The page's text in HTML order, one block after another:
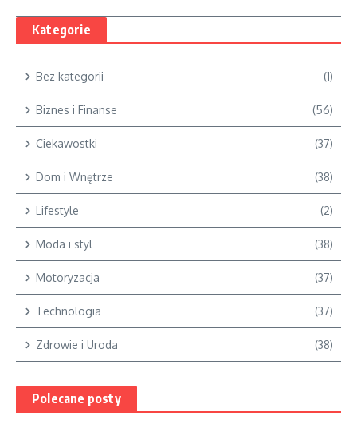
Kategorie
Bez kategorii (1)
Biznes i Finanse (56)
Ciekawostki (37)
Dom i Wnętrze (38)
Lifestyle (2)
Moda i styl (38)
Motoryzacja (37)
Technologia (37)
Zdrowie i Uroda (38)
Polecane posty